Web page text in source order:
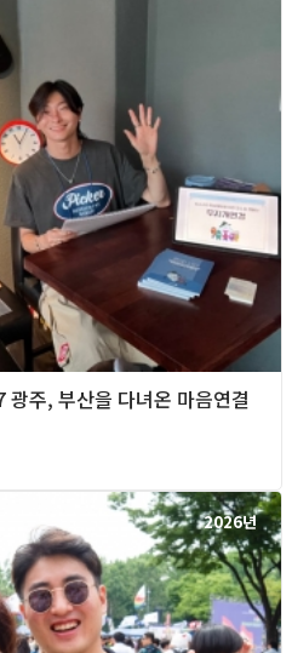
주, 부산을 다녀온 마음연결
2026년